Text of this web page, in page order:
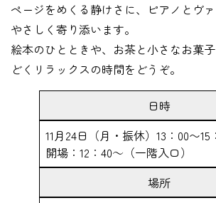
ページをめくる静けさに、ピアノとヴ
やさしく寄り添います。
絵本のひとときや、お茶と小さなお菓
どくリラックスの時間をどうぞ。
日時
11月24日（月・振休）13：00〜15
開場：12：40～（一階入口）
場所